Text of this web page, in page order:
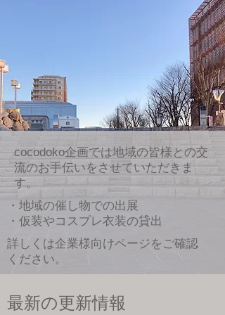
cocodoko企画では地域の皆様との交
流のお手伝いをさせていただきま
す。
・地域の催し物での出展
​・仮装やコスプレ衣装の貸出
詳しくは企業様向けページをご確認
ください。
最新の更新情報